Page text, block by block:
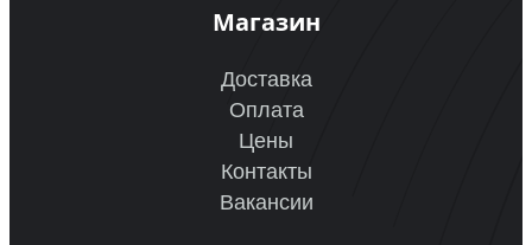
Магазин
Доставка
Оплата
Цены
Контакты
Вакансии